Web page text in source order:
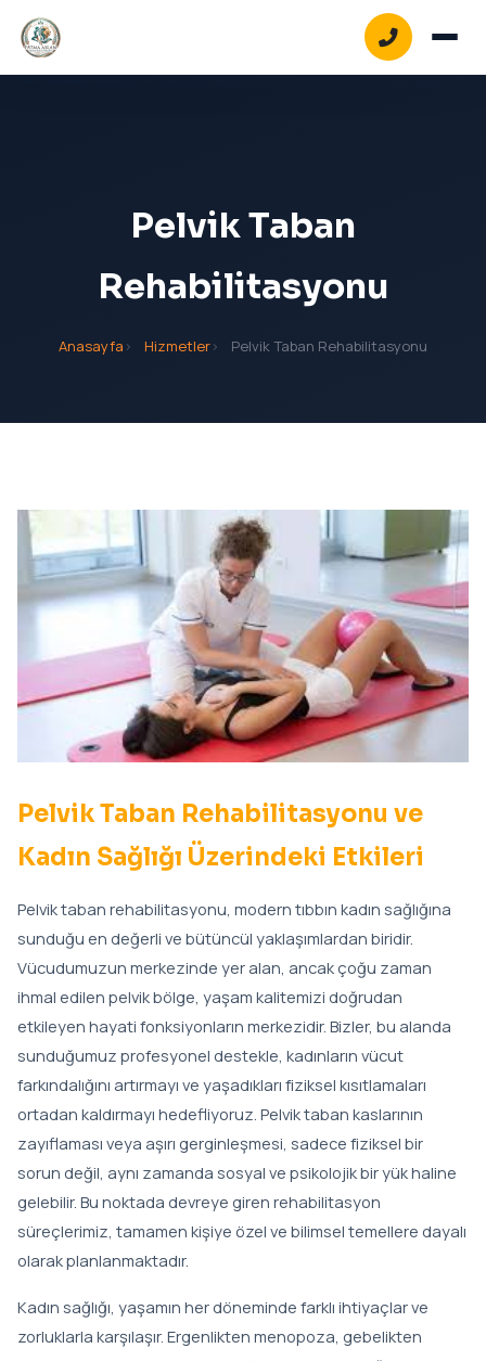
Vejetatif Sinir Sistemi Regulasyonu
Pelvik Taban Rehabilitasyonu
Hamilelikte Egzersiz ve Klinik Pilates
Craniosacral Osteopati
Manuel Terapi
Lenfödem Rehabilitasyonu
Akupunktur ile Zayıflama
Refleksoloji
Kuru İğneleme
Kupa Terapisi
Skolyoz Tedavisinde Schroth Metodu
Pelvik Taban
Rehabilitasyonu
Anasayfa Hizmetler Pelvik Taban Rehabilitasyonu
Pelvik Taban Rehabilitasyonu ve
Kadın Sağlığı Üzerindeki Etkileri
Pelvik taban rehabilitasyonu, modern tıbbın kadın sağlığına
sunduğu en değerli ve bütüncül yaklaşımlardan biridir.
Vücudumuzun merkezinde yer alan, ancak çoğu zaman
ihmal edilen pelvik bölge, yaşam kalitemizi doğrudan
etkileyen hayati fonksiyonların merkezidir. Bizler, bu alanda
sunduğumuz profesyonel destekle, kadınların vücut
farkındalığını artırmayı ve yaşadıkları fiziksel kısıtlamaları
ortadan kaldırmayı hedefliyoruz. Pelvik taban kaslarının
zayıflaması veya aşırı gerginleşmesi, sadece fiziksel bir
sorun değil, aynı zamanda sosyal ve psikolojik bir yük haline
gelebilir. Bu noktada devreye giren rehabilitasyon
süreçlerimiz, tamamen kişiye özel ve bilimsel temellere dayalı
olarak planlanmaktadır.
Kadın sağlığı, yaşamın her döneminde farklı ihtiyaçlar ve
zorluklarla karşılaşır. Ergenlikten menopoza, gebelikten